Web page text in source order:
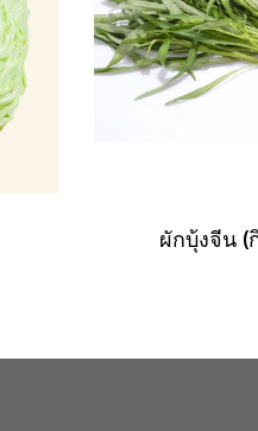
ผักบุ้งจีน (